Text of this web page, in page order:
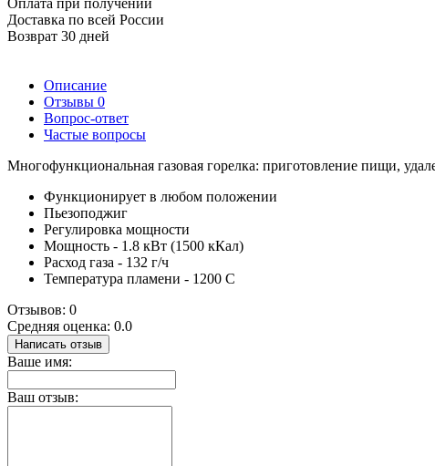
Доставка по всей России
Возврат 30 дней
Описание
Отзывы 0
Вопрос-ответ
Частые вопросы
Многофункциональная газовая горелка: приготовление пищи,
Функционирует в любом положении
Пьезоподжиг
Регулировка мощности
Мощность - 1.8 кВт (1500 кКал)
Расход газа - 132 г/ч
Температура пламени - 1200 С
Отзывов: 0
Средняя оценка: 0.0
Написать отзыв
Ваше имя:
Ваш отзыв: